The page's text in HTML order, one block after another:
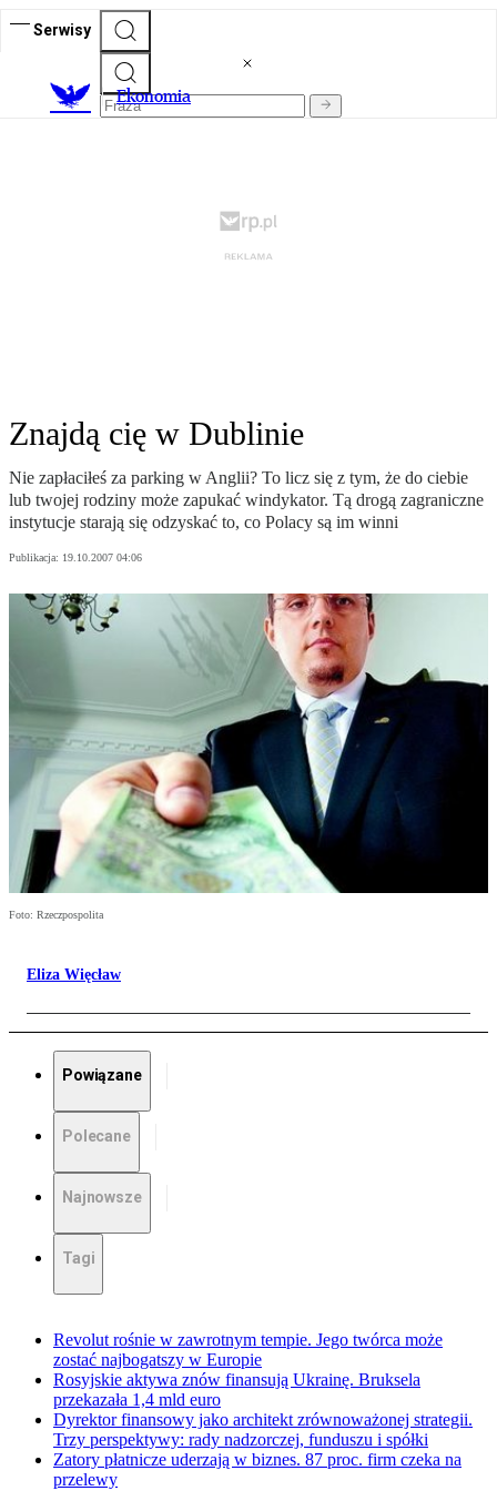
Serwisy
Ekonomia
Znajdą cię w Dublinie
Nie zapłaciłeś za parking w Anglii? To licz się z tym, że do ciebie
lub twojej rodziny może zapukać windykator. Tą drogą zagraniczne
instytucje starają się odzyskać to, co Polacy są im winni
Publikacja: 19.10.2007 04:06
Foto: Rzeczpospolita
Eliza Więcław
Powiązane
Polecane
Najnowsze
Tagi
Revolut rośnie w zawrotnym tempie. Jego twórca może
zostać najbogatszy w Europie
Rosyjskie aktywa znów finansują Ukrainę. Bruksela
przekazała 1,4 mld euro
Dyrektor finansowy jako architekt zrównoważonej strategii.
Trzy perspektywy: rady nadzorczej, funduszu i spółki
Zatory płatnicze uderzają w biznes. 87 proc. firm czeka na
przelewy